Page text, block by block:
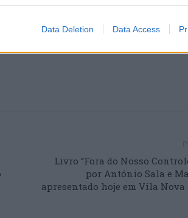
Data Deletion Data Access
de Apoio às Vítimas de Violência
Livro “Fora do Nosso
por António Sala e
apresentado hoje em Vila Nova